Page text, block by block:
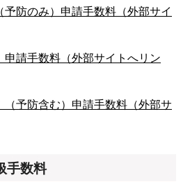
予防のみ）申請手数料（外部サイ
申請手数料（外部サイトへリン
（予防含む）申請手数料（外部サ
手数料